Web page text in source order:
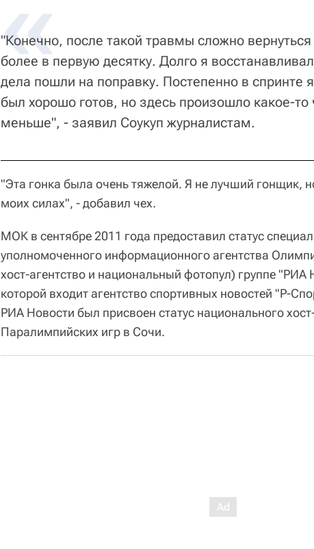
"Конечно, после такой травмы сложно
более в первую десятку. Долго я
дела пошли на поправку. Постепенно в спринте
был хорошо готов, но здесь произошло какое-то
меньше", - заявил Соукуп журналистам.
"Эта гонка была очень тяжелой. Я не лучший гонщик,
моих силах", - добавил чех.
МОК в сентябре 2011 года предоставил статус
уполномоченного информационного агентства
хост-агентство и национальный фотопул) группе "РИА
которой входит агентство спортивных новостей "Р-
РИА Новости был присвоен статус национального
Паралимпийских игр в Сочи.